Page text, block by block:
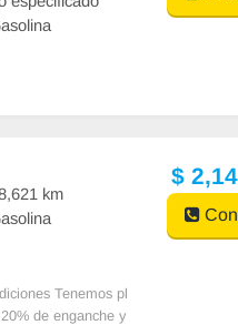
km
Tenemos pl
de enganche y
$